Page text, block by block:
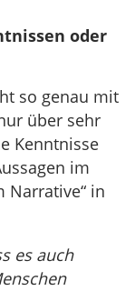
oder
so genau mit
über sehr
Kenntnisse
im
Narrative“ in
es auch